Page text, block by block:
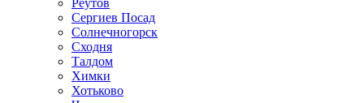
Реутов
Сергиев Посад
Солнечногорск
Сходня
Талдом
Химки
Хотьково